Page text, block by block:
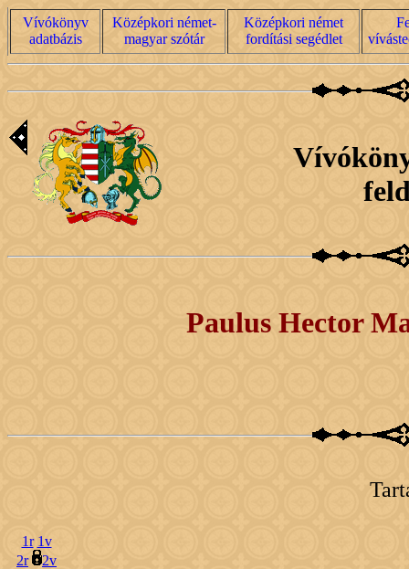
Vívókönyv
adatbázis
Középkori német-
magyar szótár
Középkori német
fordítási segédlet
Paulus Hector
1r 1v
2r
2v